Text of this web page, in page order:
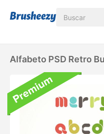
Alfabeto PSD Retro